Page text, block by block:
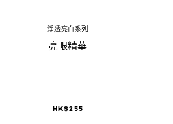
淨透亮白系列
亮眼精華
HK$255